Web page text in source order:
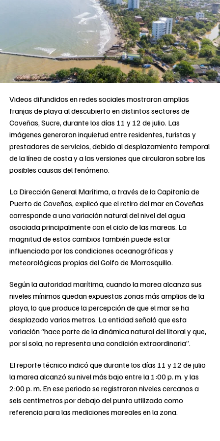
Videos difundidos en redes sociales mostraron amplias
franjas de playa al descubierto en distintos sectores de
Coveñas, Sucre, durante los días 11 y 12 de julio. Las
imágenes generaron inquietud entre residentes, turistas y
prestadores de servicios, debido al desplazamiento temporal
de la línea de costa y a las versiones que circularon sobre las
posibles causas del fenómeno.
La Dirección General Marítima, a través de la Capitanía de
Puerto de Coveñas, explicó que el retiro del mar en Coveñas
corresponde a una variación natural del nivel del agua
asociada principalmente con el ciclo de las mareas. La
magnitud de estos cambios también puede estar
influenciada por las condiciones oceanográficas y
meteorológicas propias del Golfo de Morrosquillo.
Según la autoridad marítima, cuando la marea alcanza sus
niveles mínimos quedan expuestas zonas más amplias de la
playa, lo que produce la percepción de que el mar se ha
desplazado varios metros. La entidad señaló que esta
variación “hace parte de la dinámica natural del litoral y que,
por sí sola, no representa una condición extraordinaria”.
El reporte técnico indicó que durante los días 11 y 12 de julio
la marea alcanzó su nivel más bajo entre la 1:00 p. m. y las
2:00 p. m. En ese periodo se registraron niveles cercanos a
seis centímetros por debajo del punto utilizado como
referencia para las mediciones mareales en la zona.